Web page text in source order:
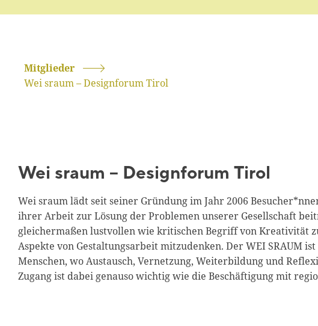
Mitglieder
Wei sraum – Designforum Tirol
Wei sraum – Designforum Tirol
Wei sraum lädt seit seiner Gründung im Jahr 2006
ihrer Arbeit zur Lösung der Problemen unserer Gesellschaft
gleichermaßen lustvollen wie kritischen Begriff von Kreativität
Aspekte von Gestaltungsarbeit mitzudenken. Der WEI SRAUM
Menschen, wo Austausch, Vernetzung, Weiterbildung und
Zugang ist dabei genauso wichtig wie die Beschäftigung mit